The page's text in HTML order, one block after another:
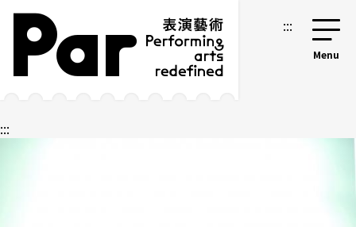
跳到主要內容區塊
網站導覽 :::
:::